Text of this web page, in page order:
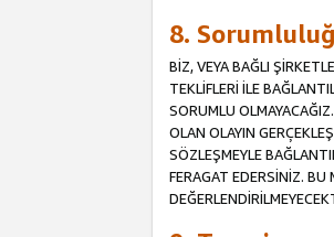
8.
BİZ, VEYA BAĞLI
TEKLİFLERİ İLE
SORUMLU
OLAN OLAYIN
SÖZLEŞMEYLE
FERAGAT EDERSİNİZ. BU